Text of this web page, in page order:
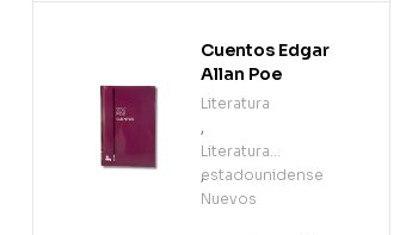
Cuentos Edgar
Allan Poe
Literatura
,
Literatura
estadounidense
,
Nuevos